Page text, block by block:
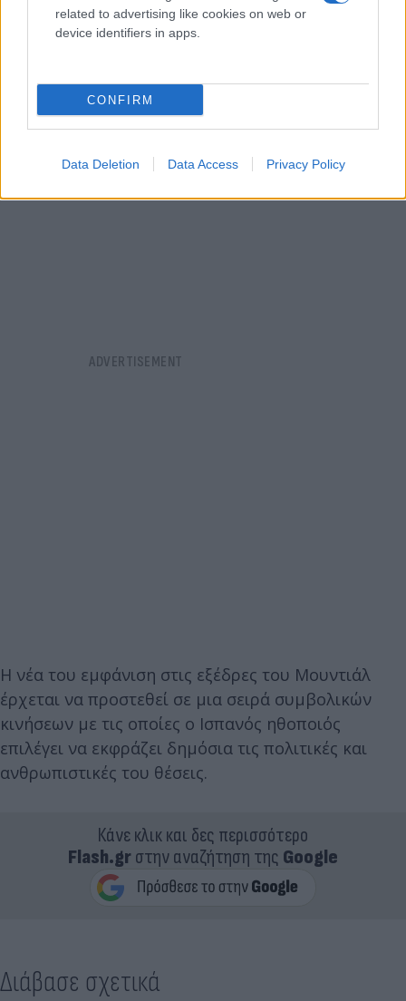
related to advertising like cookies on web or
device identifiers in apps.
CONFIRM
Data Deletion Data Access Privacy Policy
του πολέμου και της ελευθερίας για την
Η νέα του εμφάνιση στις εξέδρες του Μουντιάλ
έρχεται να προστεθεί σε μια σειρά συμβολικών
κινήσεων με τις οποίες ο Ισπανός ηθοποιός
επιλέγει να εκφράζει δημόσια τις πολιτικές και
ανθρωπιστικές του θέσεις.
Κάνε κλικ και δες περισσότερο
Flash.grστην αναζήτηση της Google
Διάβασε σχετικά